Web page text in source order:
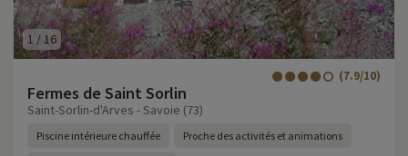
1 /16
Fermes de Saint Sorlin
(7.9/10)
Saint-Sorlin-d'Arves - Savoie (73)
Piscine intérieure chauffée Proche des activités et animations